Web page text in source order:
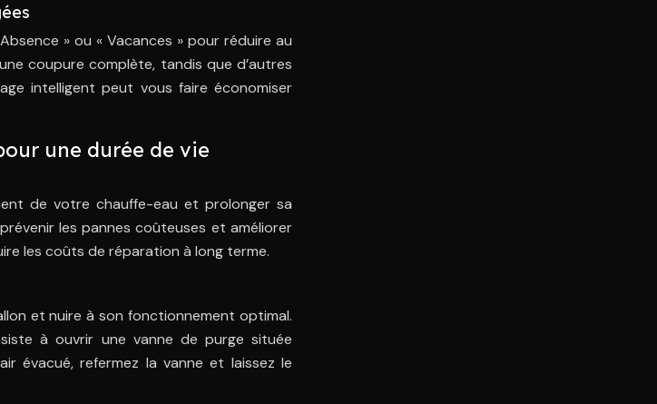
» ou « Vacances » pour réduire au
coupure complète, tandis que d’autres
intelligent peut vous faire économiser
une durée de vie
de votre chauffe-eau et prolonger sa
les pannes coûteuses et améliorer
les coûts de réparation à long terme.
et nuire à son fonctionnement optimal.
à ouvrir une vanne de purge située
évacué, refermez la vanne et laissez le